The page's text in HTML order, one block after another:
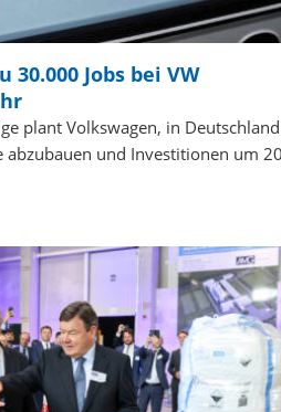
Jobs bei VW
plant Volkswagen, in Deutschland
abzubauen und Investitionen um